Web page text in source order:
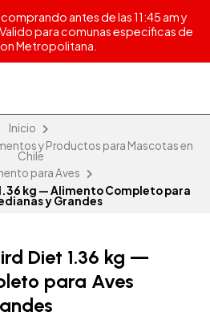
comprando antes de las 11:45 am y
para comunas especificas de
Metropolitana.
Inicio
y Productos para Mascotas en
Chile
para Aves
kg — Alimento Completo para
y Grandes
Diet 1.36 kg —
para Aves